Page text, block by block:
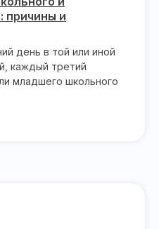
причины и
день в той или иной
каждый третий
младшего школьного